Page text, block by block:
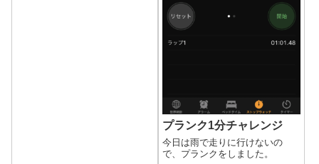
プランク1分チャレンジ
今日は雨で走りに行けないの
で、プランクをしました。